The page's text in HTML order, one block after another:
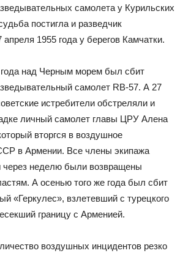
самолета у Курильских
постигла и разведчик
1955 года у берегов Камчатки.
года над Черным морем был сбит
самолет RB-57. А 27
истребители обстреляли и
личный самолет главы ЦРУ Алена
вторгся в воздушное
в Армении. Все члены экипажа
через неделю были возвращены
А осенью того же года был сбит
«Геркулес», взлетевший с турецкого
границу с Арменией.
воздушных инцидентов резко